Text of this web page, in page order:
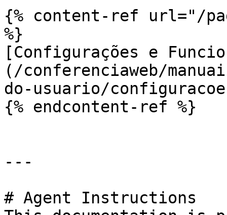
{% content-ref url="/
%}
[Configurações e
(/conferenciaweb/
do-usuario/
{% endcontent-ref %}
---
# Agent Instructions